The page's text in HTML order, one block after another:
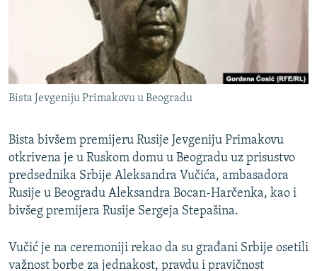
SPECIJALI RSE
VIŠE OD NASLOVA
GENOCID U SREBRENICI
POPLAVE I KLIZIŠTA U BIH 2024.
TV LIBERTY
POST SCRIPTUM
MOJA EVROPA
SVE KARTE DEJTONA
PRATITE NAS
Sve RFE/RL stranice
Bista Jevgeniju Primakovu u Beogradu
Bista bivšem premijeru Rusije Jevgeniju Primakovu
otkrivena je u Ruskom domu u Beogradu uz prisustvo
predsednika Srbije Aleksandra Vučića, ambasadora
Rusije u Beogradu Aleksandra Bocan-Harčenka, kao i
bivšeg premijera Rusije Sergeja Stepašina.
Vučić je na ceremoniji rekao da su građani Srbije osetili
važnost borbe za jednakost, pravdu i pravičnost